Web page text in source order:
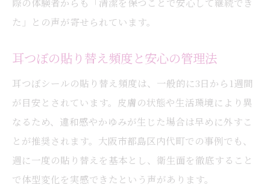
た」との声が寄せられています。
耳つぼの貼り替え頻度と安心の管理法
耳つぼシールの貼り替え頻度は、一般的に3日から1週間
が目安とされています。皮膚の状態や生活環境により異
なるため、違和感やかゆみが生じた場合は早めに外すこ
とが推奨されます。大阪市都島区内代町での事例でも、
週に一度の貼り替えを基本とし、衛生面を徹底すること
で体型変化を実感できたという声があります。